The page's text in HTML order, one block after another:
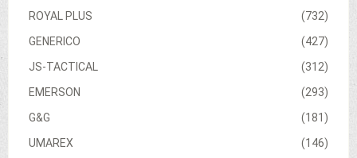
(732)
ROYAL PLUS
(427)
GENERICO
(312)
JS-TACTICAL
(293)
EMERSON
(181)
G&G
(146)
UMAREX